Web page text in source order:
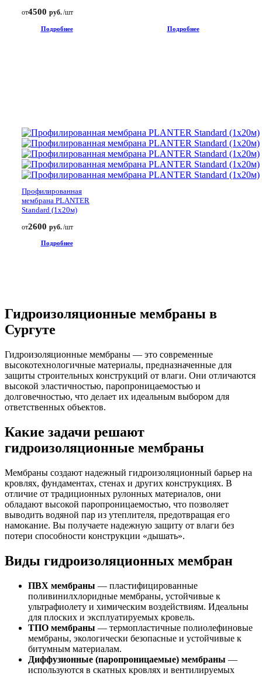
от4500 руб./шт
Подробнее Подробнее
Профилированная
мембрана PLANTER
Standard (1х20м)
от2600 руб./шт
Подробнее
Гидроизоляционные мембраны в
Сургуте
Гидроизоляционные мембраны — это современные
высокотехнологичные материалы, предназначенные для
защиты строительных конструкций от влаги. Они отличаются
высокой эластичностью, паропроницаемостью и
долговечностью, что делает их идеальным выбором для
ответственных объектов.
Какие задачи решают
гидроизоляционные мембраны
Мембраны создают надежный гидроизоляционный барьер на
кровлях, фундаментах, стенах и других конструкциях. В
отличие от традиционных рулонных материалов, они
обладают высокой паропроницаемостью, что позволяет
выводить водяной пар из утеплителя, предотвращая его
намокание. Вы получаете надежную защиту от влаги без
потери способности конструкции «дышать».
Виды гидроизоляционных мембран
ПВХ мембраны — пластифицированные
поливинилхлоридные мембраны, устойчивые к
ультрафиолету и химическим воздействиям. Идеальны
для плоских и эксплуатируемых кровель.
ТПО мембраны — термопластичные полиолефиновые
мембраны, экологически безопасные и устойчивые к
битумным материалам.
Диффузионные (паропроницаемые) мембраны —
используются в скатных кровлях и вентилируемых